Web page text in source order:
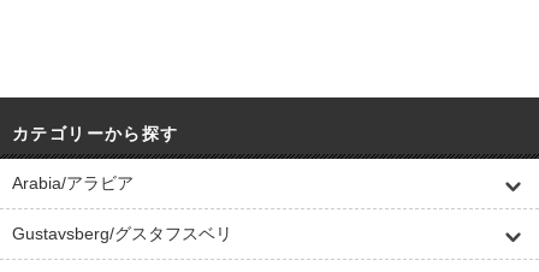
カテゴリーから探す
Arabia/アラビア
Gustavsberg/グスタフスベリ